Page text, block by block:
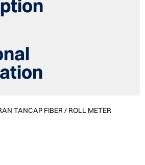
TANCAP FIBER / ROLL METER